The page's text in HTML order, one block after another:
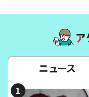
ニュース